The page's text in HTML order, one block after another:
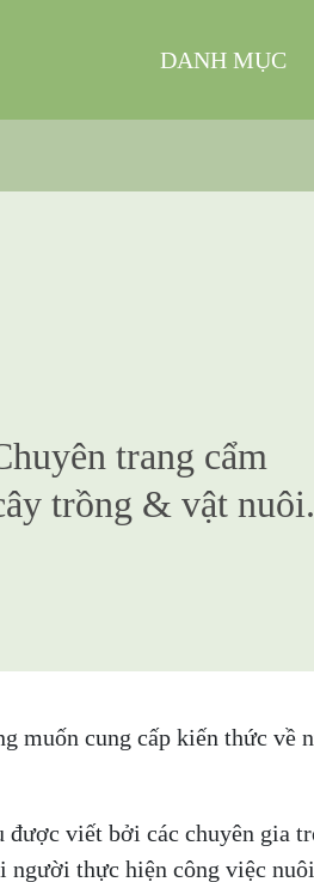
DANH MỤC
trang cẩm
trồng & vật nuôi.
muốn cung cấp kiến thức về
được viết bởi các chuyên
người thực hiện công việc